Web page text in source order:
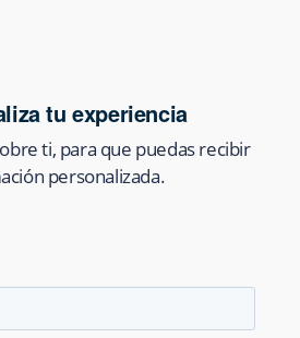
tu experiencia
ti, para que puedas recibir
personalizada.